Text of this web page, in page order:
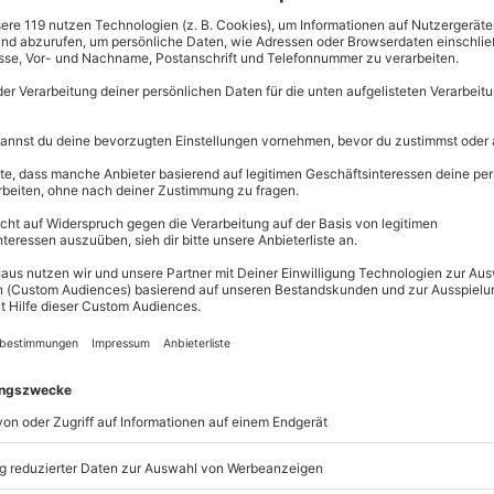
Große
maximale
Große
Über 9.000
Volle
einlösbar.
10 Jahre
genug bekommen? Dein
dem Steuer einesRallye-Autos
hier die Möglichkeit, Deinen
fahrenin der Nähe von
und den Staub aufwirbeln.
österreichischen Grenze und
hier kannst Du in eine
Dich anschnallen und die 360
vertraut gemacht und erhältst